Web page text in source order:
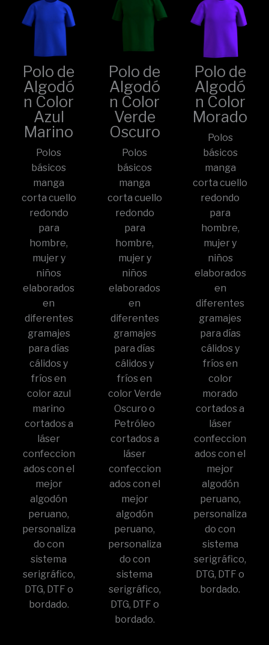
Polo de
Algodó
n Color
Azul
Marino
Polos
básicos
manga
corta cuello
redondo
para
hombre,
mujer y
niños
elaborados
en
diferentes
gramajes
para días
cálidos y
fríos en
color azul
marino
cortados a
láser
confeccion
ados con el
mejor
algodón
peruano,
personaliza
do con
sistema
serigráfico,
DTG, DTF o
bordado.
Polo de
Algodó
n Color
Verde
Oscuro
Polos
básicos
manga
corta cuello
redondo
para
hombre,
mujer y
niños
elaborados
en
diferentes
gramajes
para días
cálidos y
fríos en
color Verde
Oscuro o
Petróleo
cortados a
láser
confeccion
ados con el
mejor
algodón
peruano,
personaliza
do con
sistema
serigráfico,
DTG, DTF o
bordado.
Polo de
Algodó
n Color
Morado
Polos
básicos
manga
corta cuello
redondo
para
hombre,
mujer y
niños
elaborados
en
diferentes
gramajes
para días
cálidos y
fríos en
color
morado
cortados a
láser
confeccion
ados con el
mejor
algodón
peruano,
personaliza
do con
sistema
serigráfico,
DTG, DTF o
bordado.